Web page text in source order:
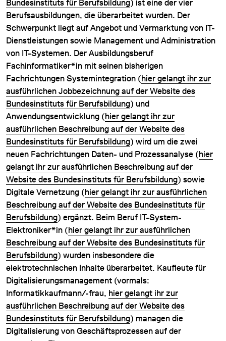
Bundesinstituts für Berufsbildung) ist eine der vier
Berufsausbildungen, die überarbeitet wurden. Der
Schwerpunkt liegt auf Angebot und Vermarktung von IT-
Dienstleistungen sowie Management und Administration
von IT-Systemen. Der Ausbildungsberuf
Fachinformatiker*in mit seinen bisherigen
Fachrichtungen Systemintegration (hier gelangt ihr zur
ausführlichen Jobbezeichnung auf der Website des
Bundesinstituts für Berufsbildung) und
Anwendungsentwicklung (hier gelangt ihr zur
ausführlichen Beschreibung auf der Website des
Bundesinstituts für Berufsbildung) wird um die zwei
neuen Fachrichtungen Daten- und Prozessanalyse (hier
gelangt ihr zur ausführlichen Beschreibung auf der
Website des Bundesinstituts für Berufsbildung) sowie
Digitale Vernetzung (hier gelangt ihr zur ausführlichen
Beschreibung auf der Website des Bundesinstituts für
Berufsbildung) ergänzt. Beim Beruf IT-System-
Elektroniker*in (hier gelangt ihr zur ausführlichen
Beschreibung auf der Website des Bundesinstituts für
Berufsbildung) wurden insbesondere die
elektrotechnischen Inhalte überarbeitet. Kaufleute für
Digitalisierungsmanagement (vormals:
Informatikkaufmann/-frau, hier gelangt ihr zur
ausführlichen Beschreibung auf der Website des
Bundesinstituts für Berufsbildung) managen die
Digitalisierung von Geschäftsprozessen auf der